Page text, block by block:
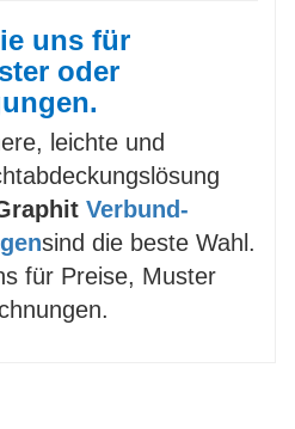
uns für
oder
leichte und
Verbund-
sind die beste Wahl.
für Preise, Muster